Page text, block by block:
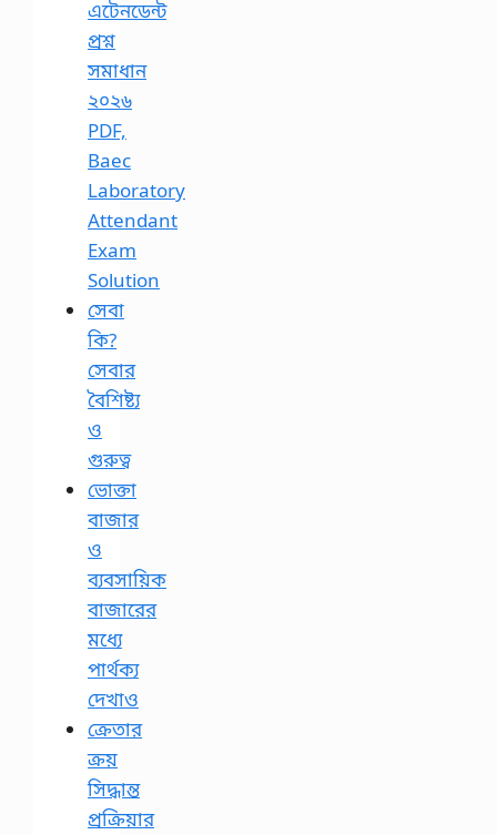
এটেনডেন্ট
প্রশ্ন
সমাধান
২০২৬
PDF,
Baec
Laboratory
Attendant
Exam
Solution
সেবা
কি?
সেবার
বৈশিষ্ট্য
ও
গুরুত্ব
ভোক্তা
বাজার
ও
ব্যবসায়িক
বাজারের
মধ্যে
পার্থক্য
দেখাও
ক্রেতার
ক্রয়
সিদ্ধান্ত
প্রক্রিয়ার